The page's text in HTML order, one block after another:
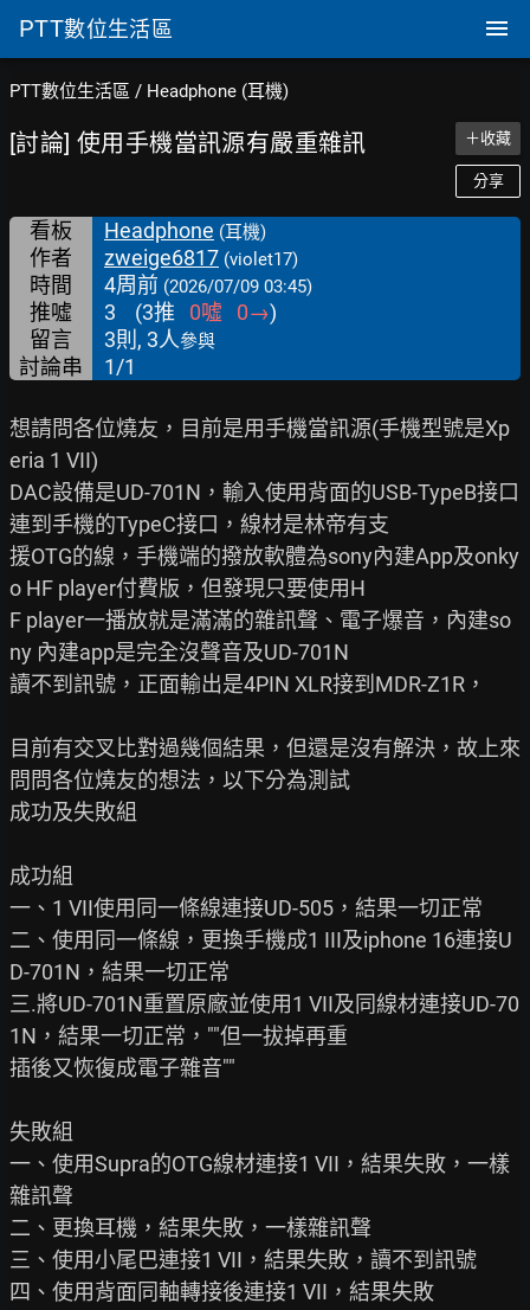
PTT數位生活區
PTT數位生活區 / Headphone (耳機)
[討論] 使用手機當訊源有嚴重雜訊 ＋收藏
分享
看板 Headphone (耳機)
作者 zweige6817 (violet17)
時間 4周前 (2026/07/09 03:45)
推噓 3 (3推 0噓 0→)
留言
3則, 3人參與
討論串 1/1
想請問各位燒友，目前是用手機當訊源(手機型號是Xp
eria 1 VII)
DAC設備是UD-701N，輸入使用背面的USB-TypeB接口
連到手機的TypeC接口，線材是林帝有支
援OTG的線，手機端的撥放軟體為sony內建App及onky
o HF player付費版，但發現只要使用H
F player一播放就是滿滿的雜訊聲、電子爆音，內建so
ny 內建app是完全沒聲音及UD-701N
讀不到訊號，正面輸出是4PIN XLR接到MDR-Z1R，
目前有交叉比對過幾個結果，但還是沒有解決，故上來
問問各位燒友的想法，以下分為測試
成功及失敗組
成功組
一、1 VII使用同一條線連接UD-505，結果一切正常
二、使用同一條線，更換手機成1 III及iphone 16連接U
D-701N，結果一切正常
三.將UD-701N重置原廠並使用1 VII及同線材連接UD-70
1N，結果一切正常，""但一拔掉再重
插後又恢復成電子雜音""
失敗組
一、使用Supra的OTG線材連接1 VII，結果失敗，一樣
雜訊聲
二、更換耳機，結果失敗，一樣雜訊聲
三、使用小尾巴連接1 VII，結果失敗，讀不到訊號
四、使用背面同軸轉接後連接1 VII，結果失敗